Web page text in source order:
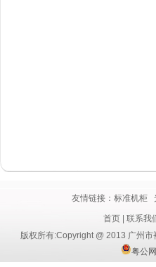
友情链接： 标准机柜
首页| 联系我
版权所有:Copyright @ 2013 广州
粤公